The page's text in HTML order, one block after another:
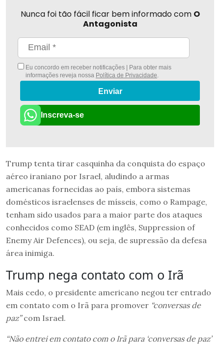
Nunca foi tão fácil ficar bem informado com O
Antagonista
Eu concordo em receber notificações | Para obter mais
informações reveja nossa Política de Privacidade
Enviar
Inscreva-se
Trump tenta tirar casquinha da conquista do espaço
aéreo iraniano por Israel, aludindo a armas
americanas fornecidas ao país, embora sistemas
domésticos israelenses de mísseis, como o Rampage,
tenham sido usados ​​para a maior parte dos ataques
conhecidos como SEAD (em inglês, Suppression of
Enemy Air Defences), ou seja, de supressão da defesa
área inimiga.
Trump nega contato com o Irã
Mais cedo, o presidente americano negou ter entrado
em contato com o Irã para promover “conversas de
paz”com Israel.
“Não entrei em contato com o Irã para ‘conversas de paz’